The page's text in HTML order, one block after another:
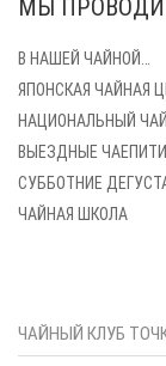
МЫ
В НАШЕЙ ЧАЙНОЙ…
ЯПОНСКАЯ ЧАЙНАЯ
НАЦИОНАЛЬНЫЙ
ВЫЕЗДНЫЕ
СУББОТНИЕ
ЧАЙНАЯ ШКОЛА
ЧАЙНЫЙ КЛУБ